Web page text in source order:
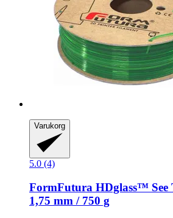
Varukorg
5.0 (4)
FormFutura HDglass™ See
1,75 mm / 750 g